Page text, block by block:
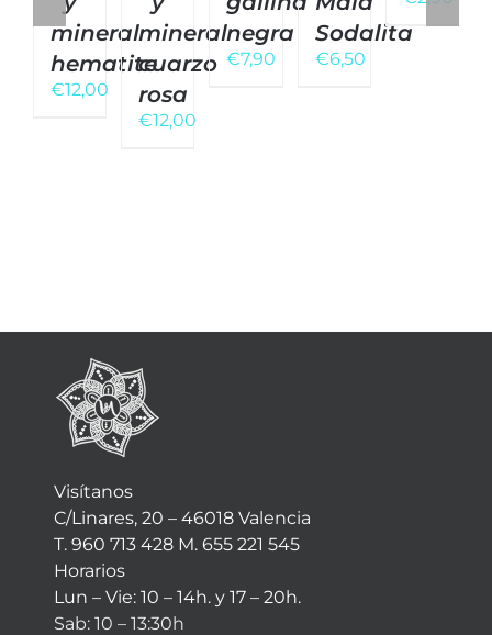
mineral
hematite
€12,00
mineral
cuarzo
rosa
€12,00
negra
€7,90
Sodalita
€6,50
Visítanos
C/Linares, 20 – 46018 Valencia
T. 960 713 428 M. 655 221 545
Horarios
Lun – Vie: 10 – 14h. y 17 – 20h.
Sab: 10 – 13:30h